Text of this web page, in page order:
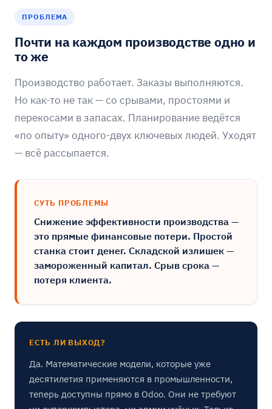
ПРОБЛЕМА
Почти на каждом производстве одно и
то же
Производство работает. Заказы выполняются.
Но как-то не так — со срывами, простоями и
перекосами в запасах. Планирование ведётся
«по опыту» одного-двух ключевых людей. Уходят
— всё рассыпается.
СУТЬ ПРОБЛЕМЫ
Снижение эффективности производства —
это прямые финансовые потери. Простой
станка стоит денег. Складской излишек —
замороженный капитал. Срыв срока —
потеря клиента.
ЕСТЬ ЛИ ВЫХОД?
Да. Математические модели, которые уже
десятилетия применяются в промышленности,
теперь доступны прямо в Odoo. Они не требуют